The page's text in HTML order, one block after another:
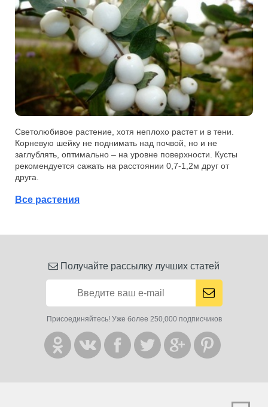
Светолюбивое растение, хотя неплохо растет и в тени.
Корневую шейку не поднимать над почвой, но и не
заглублять, оптимально – на уровне поверхности. Кусты
рекомендуется сажать на расстоянии 0,7-1,2м друг от
друга.
Все растения
Получайте рассылку лучших статей
Присоединяйтесь! Уже более 250,000 подписчиков